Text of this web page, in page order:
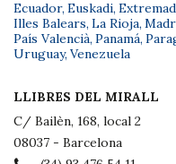
Ecuador, Euskadi,
Illes Balears, La Rioja,
País Valencià, Panamá,
Uruguay, Venezuela
LLIBRES DEL MIRALL
C/ Bailèn, 168, local 2
08037 - Barcelona